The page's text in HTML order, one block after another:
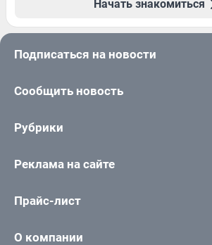
Начать знакомиться
Подписаться на новости
Сообщить новость
Рубрики
Реклама на сайте
Прайс-лист
О компании